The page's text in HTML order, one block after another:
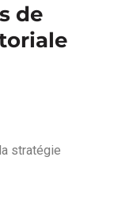
de
stratégie